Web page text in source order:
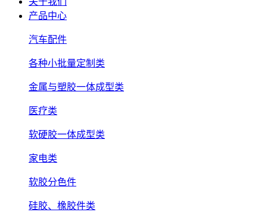
产品中心
汽车配件
各种小批量定制类
金属与塑胶一体成型类
医疗类
软硬胶一体成型类
家电类
软胶分色件
硅胶、橡胶件类